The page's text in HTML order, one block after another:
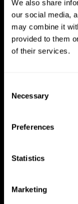
We also share
our social media,
may combine it
provided to them
of their services.
Selection
Necessary
Preferences
Statistics
Marketing
Partes do